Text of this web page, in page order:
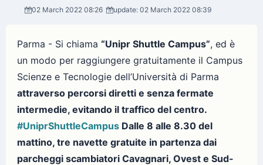
02 March 2022 08:26 update: 02 March 2022 08:39
Parma - Si chiama “Unipr Shuttle Campus”, ed è
un modo per raggiungere gratuitamente il Campus
Scienze e Tecnologie dell’Università di Parma
attraverso percorsi diretti e senza fermate
intermedie, evitando il traffico del centro.
#UniprShuttleCampus Dalle 8 alle 8.30 del
mattino, tre navette gratuite in partenza dai
parcheggi scambiatori Cavagnari, Ovest e Sud-